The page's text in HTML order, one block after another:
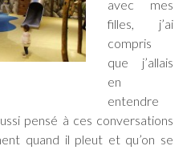
avec mes
filles, j’ai
compris
que j’allais
en
entendre
pensé à ces conversations
quand il pleut et qu’on se